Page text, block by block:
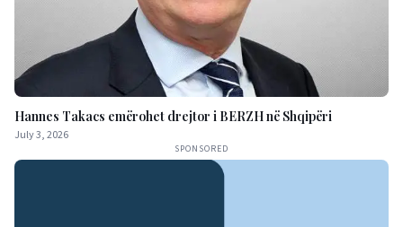
Hannes Takacs emërohet drejtor i BERZH në Shqipëri
July 3, 2026
SPONSORED